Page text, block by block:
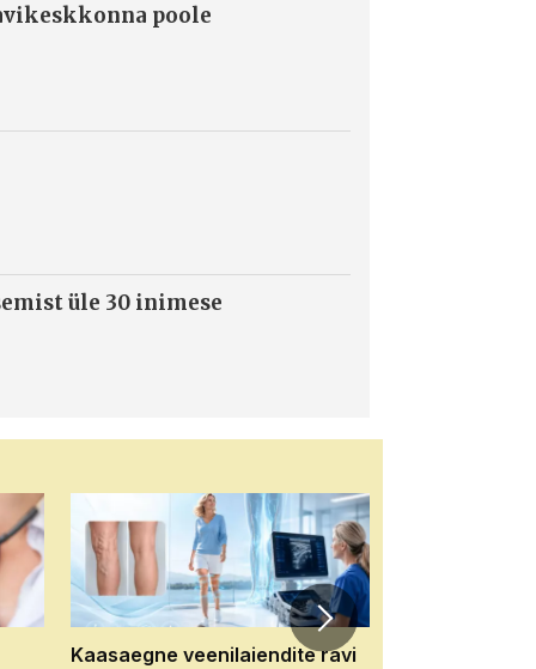
poole
üle 30 inimese
Kaasaegne veenilaiendite ravi